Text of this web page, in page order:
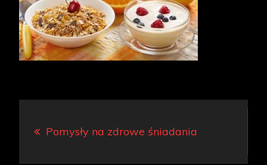
wpisu
Pomysły na zdrowe śniadania